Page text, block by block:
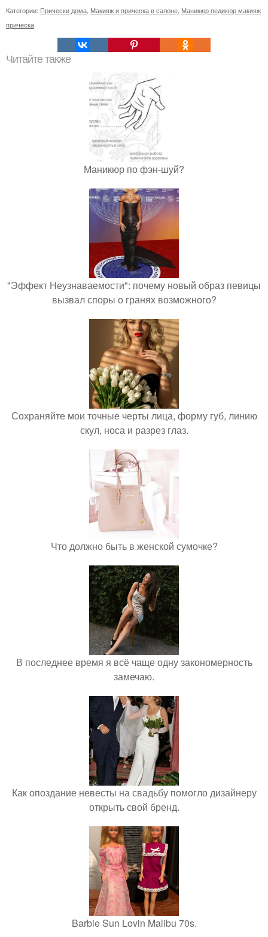
Категории: Прически дома Макияж и прическа в салоне Маникюр педикюр макияж
прическа
Читайте также
Маникюр по фэн-шуй?
"Эффект Неузнаваемости": почему новый образ певицы
вызвал споры о гранях возможного?
Сохраняйте мои точные черты лица, форму губ, линию
скул, носа и разрез глаз.
Что должно быть в женской сумочке?
В последнее время я всё чаще одну закономерность
замечаю.
Как опоздание невесты на свадьбу помогло дизайнеру
открыть свой бренд.
Barbie Sun Lovin Malibu 70s.